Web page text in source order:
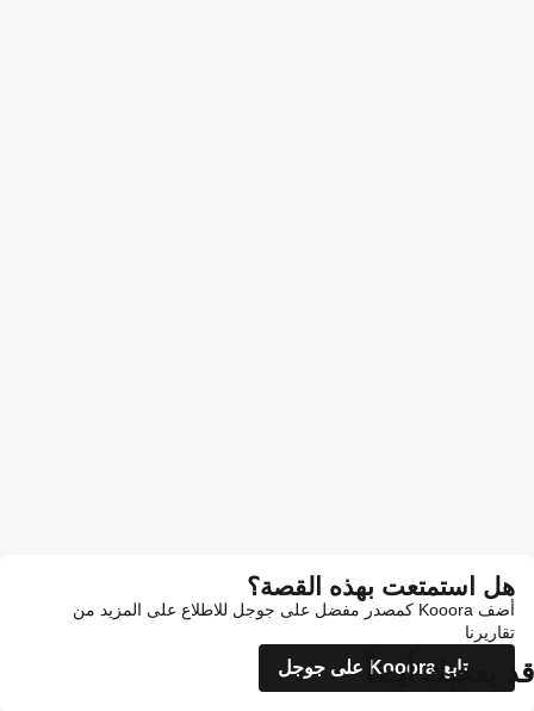
هل استمتعت بهذه القصة؟
أضف Kooora كمصدر مفضل على جوجل للاطلاع على المزيد من
تقاريرنا
تابع Kooora على جوجل
قد يعجبك أيضاً